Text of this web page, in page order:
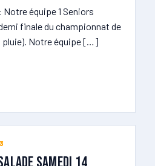
Notre équipe 1 Seniors
finale du championnat de
pluie). Notre équipe […]